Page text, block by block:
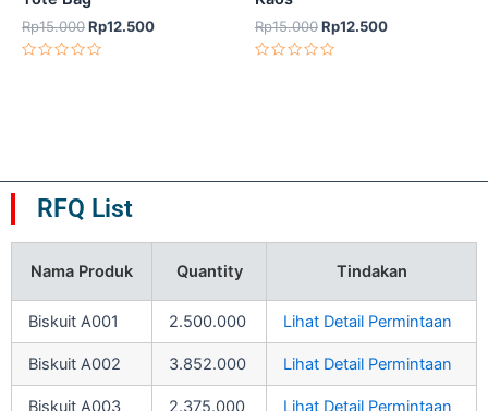
out
of
Rp15.000Rp12.500
out
of
Rp15.000Rp12.500
RFQ List
Nama Produk Quantity Tindakan
Biskuit A001 2.500.000 Lihat Detail Permintaan
Biskuit A002 3.852.000 Lihat Detail Permintaan
Biskuit A003 2.375.000 Lihat Detail Permintaan